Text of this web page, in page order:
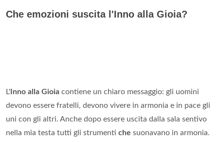
Che emozioni suscita l'Inno alla Gioia?
L' Inno alla Gioia contiene un chiaro messaggio: gli uomini
devono essere fratelli, devono vivere in armonia e in pace gli
uni con gli altri. Anche dopo essere uscita dalla sala sentivo
nella mia testa tutti gli strumenti che suonavano in armonia.